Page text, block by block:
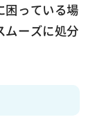
困っている場
ムーズに処分